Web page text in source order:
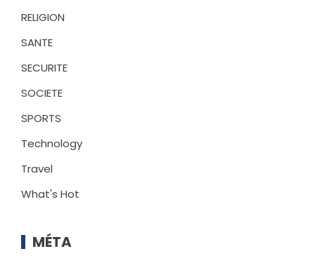
RELIGION
SANTE
SECURITE
SOCIETE
SPORTS
Technology
Travel
What's Hot
MÉTA